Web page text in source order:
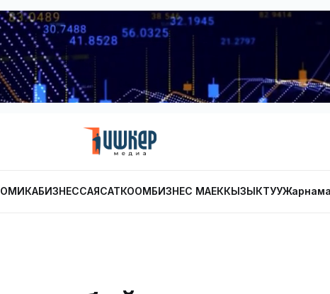
БИЗНЕССАЯСАТКООМБИЗНЕС МАЕККЫЗЫКТУУЖарнама